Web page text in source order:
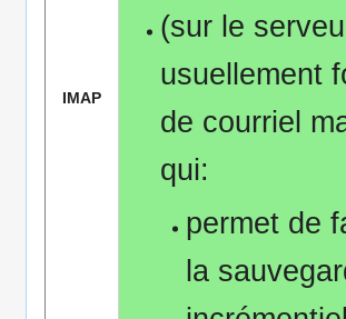
IMAP
(sur le
usuellement
de courriel
qui:
permet de
la